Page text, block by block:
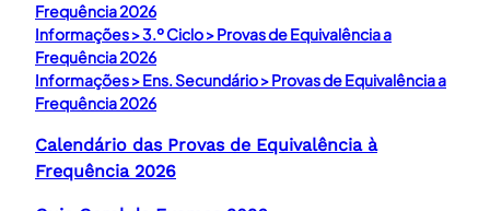
Frequência 2026
Informações > 3.º Ciclo > Provas de Equivalência a
Frequência 2026
Informações > Ens. Secundário > Provas de Equivalência a
Frequência 2026
Calendário das Provas de Equivalência à
Frequência 2026